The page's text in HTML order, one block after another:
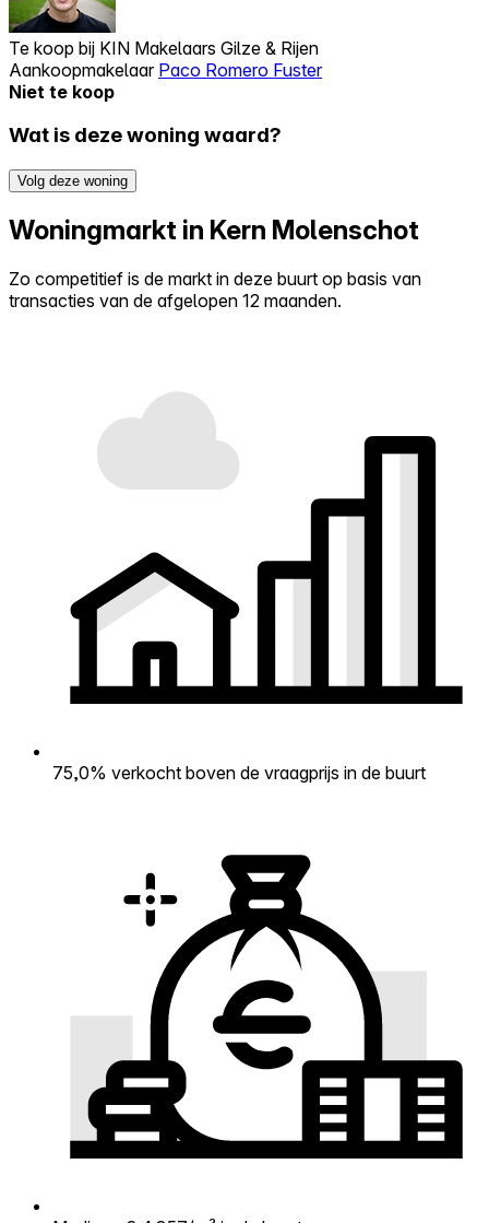
Te koop bij KIN Makelaars Gilze & Rijen
Aankoopmakelaar Paco Romero Fuster
Niet te koop
Wat is deze woning waard?
Volg deze woning
Woningmarkt in Kern Molenschot
Zo competitief is de markt in deze buurt op basis van
transacties van de afgelopen 12 maanden.
75,0% verkocht boven de vraagprijs in de buurt